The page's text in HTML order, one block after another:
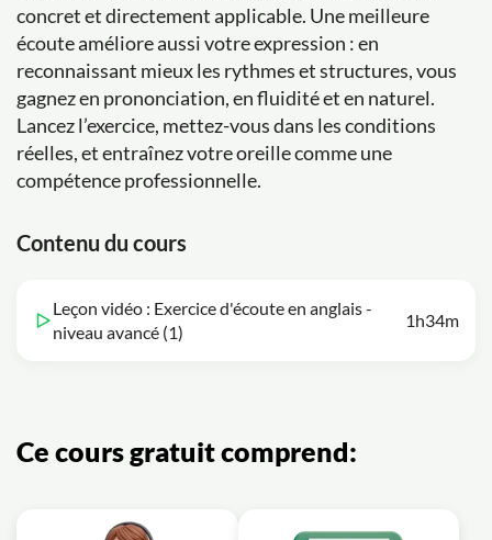
concret et directement applicable. Une meilleure
écoute améliore aussi votre expression : en
reconnaissant mieux les rythmes et structures, vous
gagnez en prononciation, en fluidité et en naturel.
Lancez l’exercice, mettez-vous dans les conditions
réelles, et entraînez votre oreille comme une
compétence professionnelle.
Contenu du cours
Leçon vidéo : Exercice d'écoute en anglais -
niveau avancé (1)
1h34m
Ce cours gratuit comprend: